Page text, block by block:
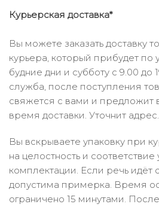
Курьерская доставка*
Вы можете заказать доставку
курьера, который прибудет по
будние дни и субботу с 9.00 до
служба, после поступления
свяжется с вами и предложит
время доставки. Уточнит адрес.
Вы вскрываете упаковку при
на целостность и соответствие
комплектации. Если речь идёт
допустима примерка. Время
ограничено 15 минутами.